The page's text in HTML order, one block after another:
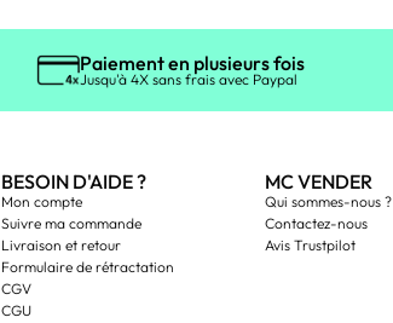
Paiement en plusieurs fois
Jusqu'à 4X sans frais avec Paypal
BESOIN D'AIDE ?
Mon compte
Suivre ma commande
Livraison et retour
Formulaire de rétractation
CGV
CGU
MC VENDER
Qui sommes-nous ?
Contactez-nous
Avis Trustpilot